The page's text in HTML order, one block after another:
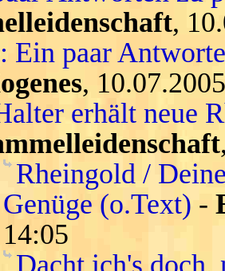
,
Ein paar
,
erhält neue
Rheingold /
Genüge (o.Text) -
14:05
Dacht ich's